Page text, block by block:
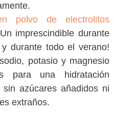
polvo de electrolitos
imprescindible durante
y durante todo el verano!
potasio y magnesio
para una hidratación
sin azúcares añadidos ni
extraños.